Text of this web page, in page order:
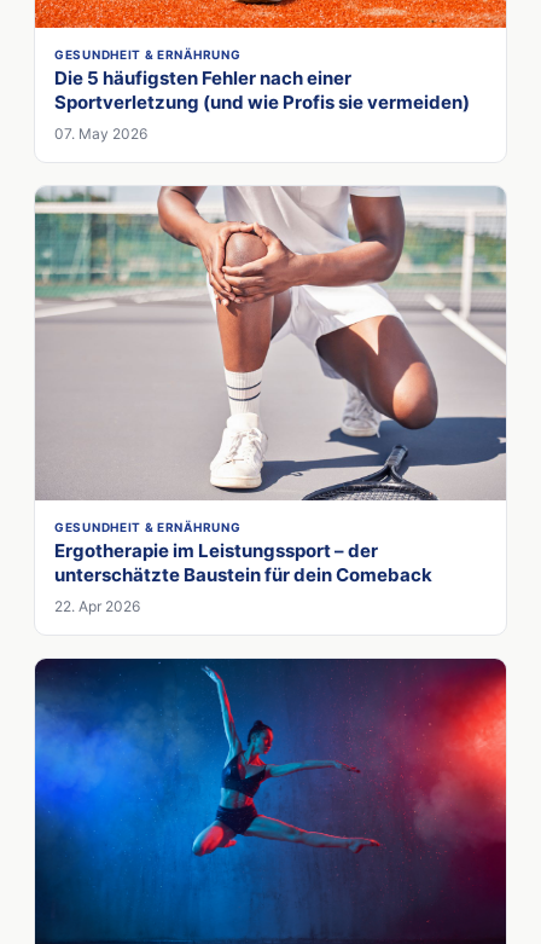
GESUNDHEIT & ERNÄHRUNG
Die 5 häufigsten Fehler nach einer
Sportverletzung (und wie Profis sie vermeiden)
07. May 2026
GESUNDHEIT & ERNÄHRUNG
Ergotherapie im Leistungssport – der
unterschätzte Baustein für dein Comeback
22. Apr 2026